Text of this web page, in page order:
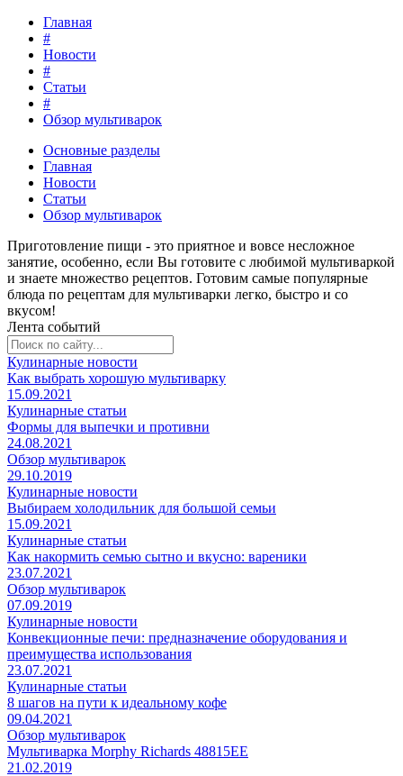
Главная
#
Новости
#
Статьи
#
Обзор мультиварок
Основные разделы
Главная
Новости
Статьи
Обзор мультиварок
Приготовление пищи - это приятное и вовсе несложное
занятие, особенно, если Вы готовите с любимой мультиваркой
и знаете множество рецептов. Готовим самые популярные
блюда по рецептам для мультиварки легко, быстро и со
вкусом!
Лента событий
Кулинарные новости
Как выбрать хорошую мультиварку
15.09.2021
Кулинарные статьи
Формы для выпечки и противни
24.08.2021
Обзор мультиварок
29.10.2019
Кулинарные новости
Выбираем холодильник для большой семьи
15.09.2021
Кулинарные статьи
Как накормить семью сытно и вкусно: вареники
23.07.2021
Обзор мультиварок
07.09.2019
Кулинарные новости
Конвекционные печи: предназначение оборудования и
преимущества использования
23.07.2021
Кулинарные статьи
8 шагов на пути к идеальному кофе
09.04.2021
Обзор мультиварок
Мультиварка Morphy Richards 48815EE
21.02.2019